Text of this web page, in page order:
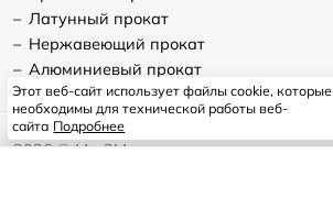
– Латунный прокат
– Нержавеющий прокат
– Алюминиевый прокат
2026©Мет2Мет
Этот веб-сайт использует файлы cookie, которые
необходимы для технической работы веб-
сайта Подробнее